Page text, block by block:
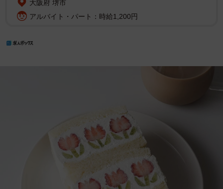
大阪府 堺市
アルバイト・パート：時給1,200円